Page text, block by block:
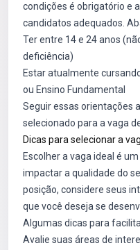
condições é obrigatório e
candidatos adequados.
Ter entre 14 e 24 anos
deficiência)
Estar atualmente
ou Ensino Fundamental
Seguir essas orientações
selecionado para a vaga
Dicas para selecionar a
Escolher a vaga ideal é
impactar a qualidade do
posição, considere seus
que você deseja se
Algumas dicas para
Avalie suas áreas de